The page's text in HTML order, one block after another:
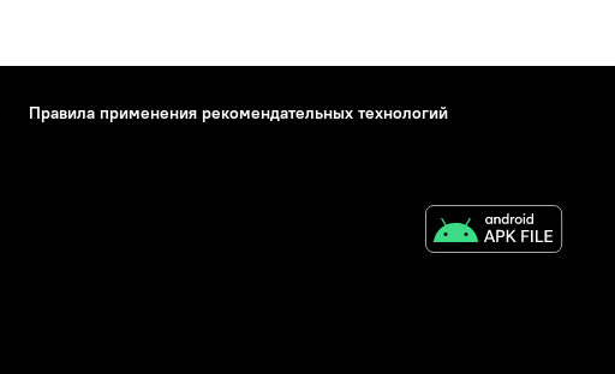
Правила применения рекомендательных технологий